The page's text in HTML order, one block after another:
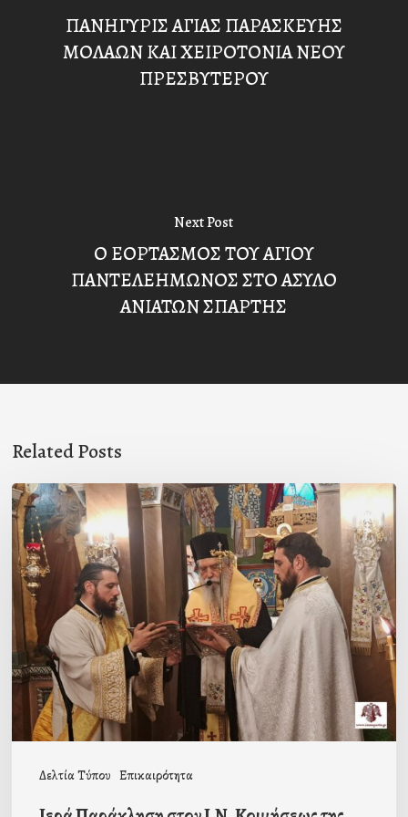
ΠΑΝΗΓΥΡΙΣ ΑΓΙΑΣ ΠΑΡΑΣΚΕΥΗΣ
ΜΟΛΑΩΝ ΚΑΙ ΧΕΙΡΟΤΟΝΙΑ ΝΕΟΥ
ΠΡΕΣΒΥΤΕΡΟΥ
Next Post
Ο ΕΟΡΤΑΣΜΟΣ ΤΟΥ ΑΓΙΟΥ
ΠΑΝΤΕΛΕΗΜΩΝΟΣ ΣΤΟ ΑΣΥΛΟ
ΑΝΙΑΤΩΝ ΣΠΑΡΤΗΣ
Related Posts
Δελτία Τύπου Επικαιρότητα
Ιερά
Παράκληση
στον
Ι.Ν.
Κοιμήσεως
της
Θεοτόκου
Μαγούλας